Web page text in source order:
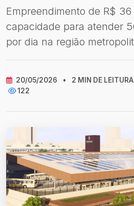
Empreendimento de R$
capacidade para atender
por dia na região
20/05/2026 • 2 MIN DE LEITURA
122